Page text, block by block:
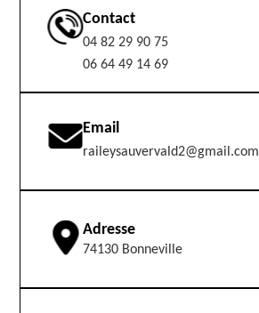
Contact
04 82 29 90 75
06 64 49 14 69
Email
raileysauvervald2@gmail.com
Adresse
74130 Bonneville